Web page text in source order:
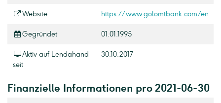
Website https://www.golomtbank.com/en
Gegründet 01.01.1995
Aktiv auf Lendahand
seit
30.10.2017
Finanzielle Informationen pro 2021-06-30